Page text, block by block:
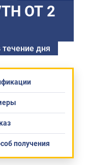
ОТ 2
дня
получения